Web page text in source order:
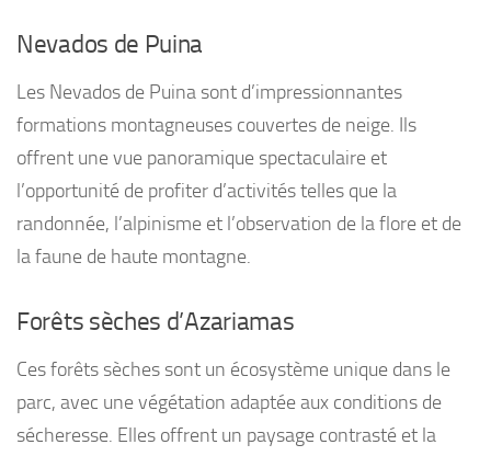
Nevados de Puina
Les Nevados de Puina sont d’impressionnantes
formations montagneuses couvertes de neige. Ils
offrent une vue panoramique spectaculaire et
l’opportunité de profiter d’activités telles que la
randonnée, l’alpinisme et l’observation de la flore et de
la faune de haute montagne.
Forêts sèches d’Azariamas
Ces forêts sèches sont un écosystème unique dans le
parc, avec une végétation adaptée aux conditions de
sécheresse. Elles offrent un paysage contrasté et la